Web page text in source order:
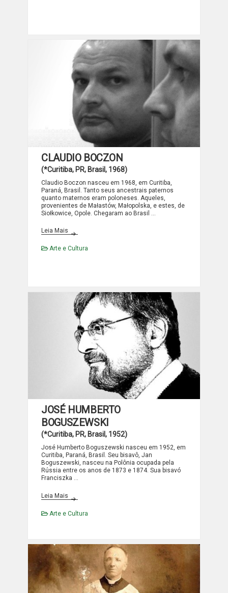
CLAUDIO BOCZON
(*Curitiba, PR, Brasil, 1968)
Claudio Boczon nasceu em 1968, em Curitiba,
Paraná, Brasil. Tanto seus ancestrais paternos
quanto maternos eram poloneses. Aqueles,
provenientes de Małastów, Małopolska, e estes, de
Siołkowice, Opole. Chegaram ao Brasil …
Leia Mais
Arte e Cultura
JOSÉ HUMBERTO
BOGUSZEWSKI
(*Curitiba, PR, Brasil, 1952)
José Humberto Boguszewski nasceu em 1952, em
Curitiba, Paraná, Brasil. Seu bisavô, Jan
Boguszewski, nasceu na Polônia ocupada pela
Rússia entre os anos de 1873 e 1874. Sua bisavó
Franciszka …
Leia Mais
Arte e Cultura